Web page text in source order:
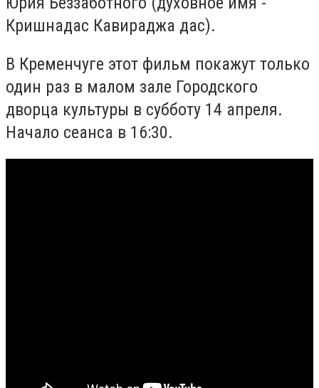
Кришнадас Кавираджа дас).
В Кременчуге этот фильм покажут только
один раз в малом зале Городского
дворца культуры в субботу 14 апреля.
Начало сеанса в 16:30.